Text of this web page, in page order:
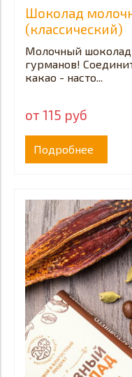
Шоколад
(классический)
Молочный шоколад
гурманов!
какао - насто...
от 115 руб
Подробнее